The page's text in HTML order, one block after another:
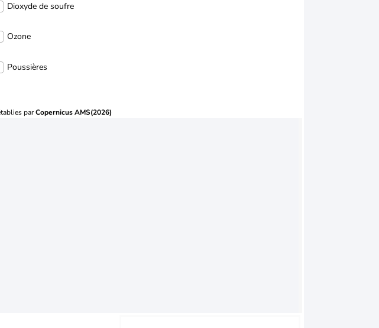
Dioxyde de soufre
Ozone
Poussières
parCopernicus AMS(2026)